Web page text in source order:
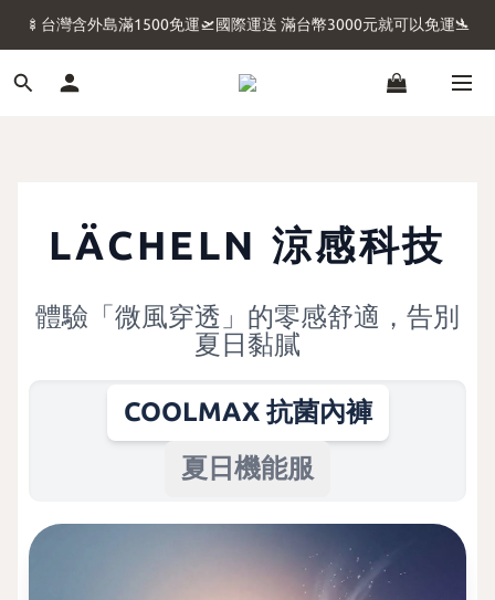
🍢台灣含外島滿1500免運🛫國際運送 滿台幣3000元就可以免運🛬
🍢台灣含外島滿1500免運🛫國際運送 滿台幣3000元就可以免運🛬
💖收到商品別忘了評價 評價後領5元購物金💖穿雷訊月入百萬💖
LÄCHELN 涼感科技
體驗「微風穿透」的零感舒適，告別
夏日黏膩
COOLMAX 抗菌內褲
夏日機能服